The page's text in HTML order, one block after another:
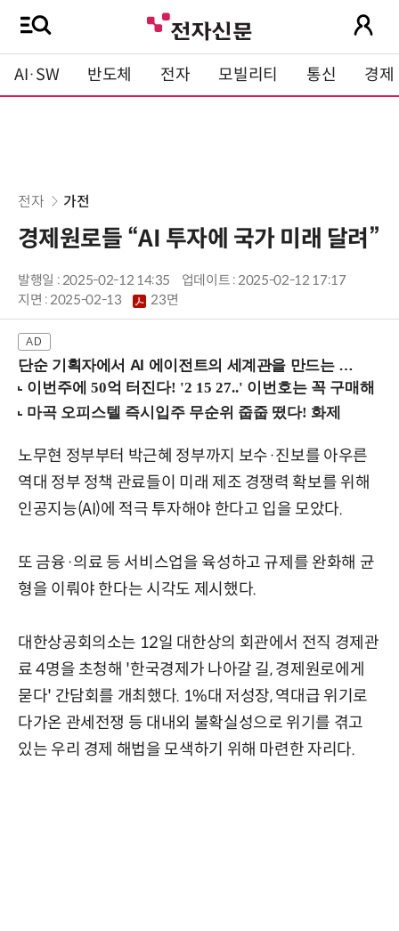
AI·SW 반도체 전자 모빌리티 통신 경제
전자 가전
경제원로들 “AI 투자에 국가 미래 달려”
발행일 : 2025-02-12 14:35
업데이트 : 2025-02-12 17:17
지면 :2025-02-13 23면
단순 기획자에서 AI 에이전트의 세계관을 만드는 지식 설계자로.. (8/20 강남역)
노무현 정부부터 박근혜 정부까지 보수·진보를 아우른
역대 정부 정책 관료들이 미래 제조 경쟁력 확보를 위해
인공지능(AI)에 적극 투자해야 한다고 입을 모았다.
또 금융·의료 등 서비스업을 육성하고 규제를 완화해 균
형을 이뤄야 한다는 시각도 제시했다.
대한상공회의소는 12일 대한상의 회관에서 전직 경제관
료 4명을 초청해 '한국경제가 나아갈 길, 경제원로에게
묻다' 간담회를 개최했다. 1%대 저성장, 역대급 위기로
다가온 관세전쟁 등 대내외 불확실성으로 위기를 겪고
있는 우리 경제 해법을 모색하기 위해 마련한 자리다.